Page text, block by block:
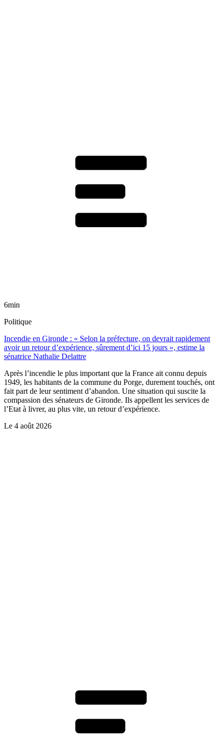
6min
Politique
Incendie en Gironde : « Selon la préfecture, on devrait rapidement
avoir un retour d’expérience, sûrement d’ici 15 jours », estime la
sénatrice Nathalie Delattre
Après l’incendie le plus important que la France ait connu depuis
1949, les habitants de la commune du Porge, durement touchés, ont
fait part de leur sentiment d’abandon. Une situation qui suscite la
compassion des sénateurs de Gironde. Ils appellent les services de
l’Etat à livrer, au plus vite, un retour d’expérience.
Le 4 août 2026